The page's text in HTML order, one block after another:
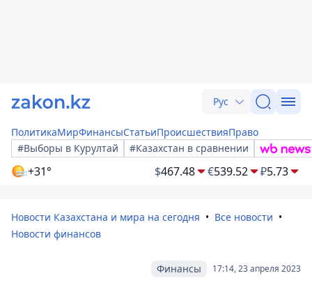
Рус
ПолитикаМирФинансыСтатьиПроисшествияПраво
#Выборы в Курултай
#Казахстан в сравнении
+31° $467.48 €539.52 ₽5.73
Новости Казахстана и мира на сегодня
Все новости
Новости финансов
17:14, 23 апреля 2023
Финансы